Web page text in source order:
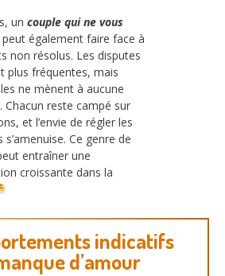
un couple qui ne vous
peut également faire face à
non résolus. Les disputes
plus fréquentes, mais
ne mènent à aucune
Chacun reste campé sur
et l’envie de régler les
Ce genre de
entraîner une
croissante dans la
indicatifs
d’amour